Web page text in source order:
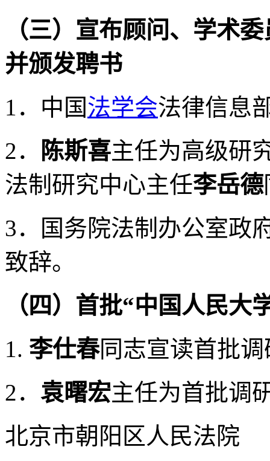
（三）宣布顾问、学术
并颁发聘书
1．中国法学会法律信息
2．
陈斯喜主任为高级研
法制研究中心主任李岳德
3．国务院法制办公室政
致辞。
（四）首批“中国人民大
1. 李仕春同志宣读首批
2． 袁曙宏主任为首批调
北京市朝阳区人民法院